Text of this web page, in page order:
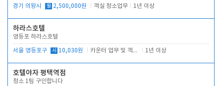
경기 의왕시 월 2,500,000원 객실 청소업무 1년 이상
하라스호텔
영등포 하라스호텔
서울 영등포구 시 10,030원 카운터 업무 및 객실관리(청소상태 확인, 객실판매) 1년 이상
호텔야자 평택역점
청소 1팀 구인합니다